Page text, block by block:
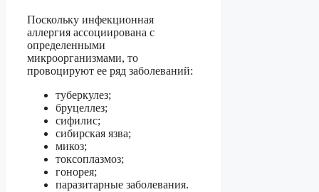
Поскольку инфекционная
аллергия ассоциирована с
определенными
микроорганизмами, то
провоцируют ее ряд заболеваний:
туберкулез;
бруцеллез;
сифилис;
сибирская язва;
микоз;
токсоплазмоз;
гонорея;
паразитарные заболевания.